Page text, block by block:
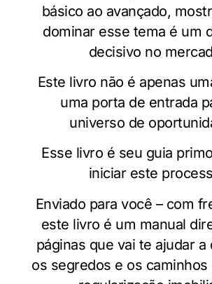
básico ao avançado,
dominar esse tema é um
decisivo no
Este livro não é apenas
uma porta de entrada
universo de
Esse livro é seu guia
iniciar este
Enviado para você – com
este livro é um manual
páginas que vai te ajudar a
os segredos e os caminhos